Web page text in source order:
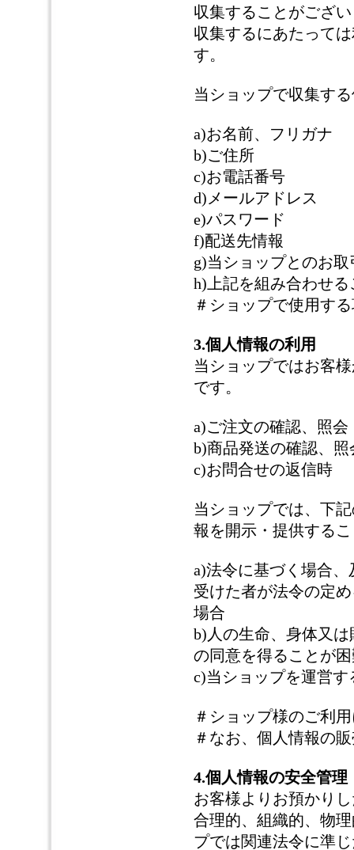
収集することがござ
収集するにあたって
す。
当ショップで収集す
a)お名前、フリガナ
b)ご住所
c)お電話番号
d)メールアドレス
e)パスワード
f)配送先情報
g)当ショップとのお
h)上記を組み合わせ
＃ショップで使用す
3.個人情報の利用
当ショップではお客
です。
a)ご注文の確認、照会
b)商品発送の確認、照
c)お問合せの返信時
当ショップでは、下
報を開示・提供する
a)法令に基づく場合
受けた者が法令の定
場合
b)人の生命、身体又
の同意を得ることが
c)当ショップを運営
＃ショップ様のご利
＃なお、個人情報の
4.個人情報の安全管理
お客様よりお預かり
合理的、組織的、物
プでは関連法令に準